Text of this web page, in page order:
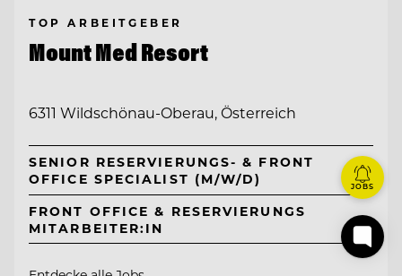
TOP ARBEITGEBER
Mount Med Resort
6311 Wildschönau-Oberau, Österreich
SENIOR RESERVIERUNGS- & FRONT
OFFICE SPECIALIST (M/W/D)
FRONT OFFICE & RESERVIERUNGS
MITARBEITER:IN
JOBS